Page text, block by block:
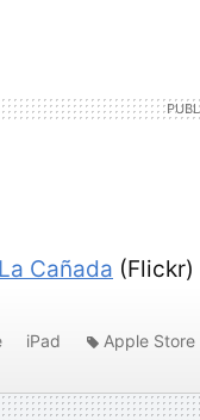
Cañada (Flickr)
iPad Apple Store